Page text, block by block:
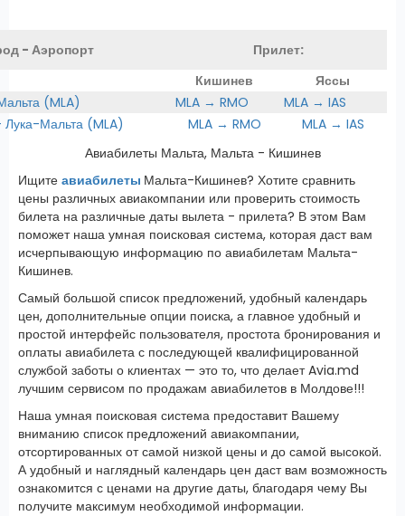
- Аэропорт
Прилет:
Кишинев
Яссы
(MLA)
MLA → RMO
MLA → IAS
Мальта (MLA)
MLA → RMO
MLA → IAS
Авиабилеты Мальта, Мальта - Кишинев
Ищите авиабилеты Мальта-Кишинев? Хотите сравнить
цены различных авиакомпании или проверить стоимость
билета на различные даты вылета - прилета? В этом Вам
поможет наша умная поисковая система, которая даст вам
исчерпывающую информацию по авиабилетам Мальта-
Кишинев.
Самый большой список предложений, удобный календарь
цен, дополнительные опции поиска, а главное удобный и
простой интерфейс пользователя, простота бронирования и
оплаты авиабилета с последующей квалифицированной
службой заботы о клиентах — это то, что делает Avia.md
лучшим сервисом по продажам авиабилетов в Молдове!!!
Наша умная поисковая система предоставит Вашему
вниманию список предложений авиакомпании,
отсортированных от самой низкой цены и до самой высокой.
А удобный и наглядный календарь цен даст вам возможность
ознакомится с ценами на другие даты, благодаря чему Вы
получите максимум необходимой информации.